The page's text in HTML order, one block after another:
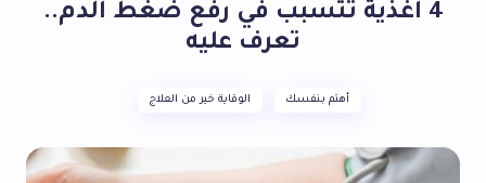
4 أغذية تتسبب في رفع ضغط الدم..
تعرف عليه
أهتم بنفسك الوقاية خير من العلاج